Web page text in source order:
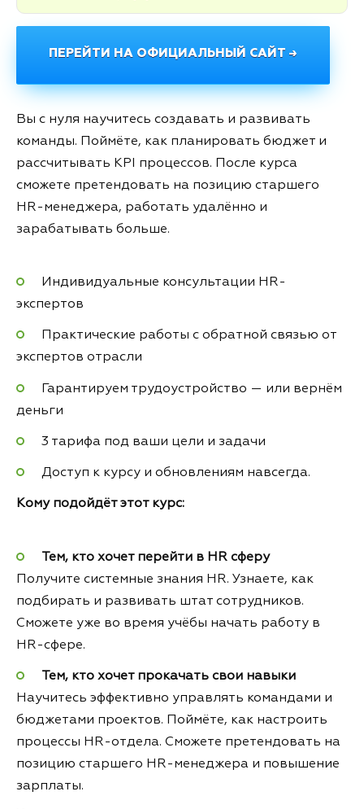
ПЕРЕЙТИ НА ОФИЦИАЛЬНЫЙ САЙТ →
Вы с нуля научитесь создавать и развивать
команды. Поймёте, как планировать бюджет и
рассчитывать KPI процессов. После курса
сможете претендовать на позицию старшего
HR-менеджера, работать удалённо и
зарабатывать больше.
Индивидуальные консультации HR-
экспертов
Практические работы с обратной связью от
экспертов отрасли
Гарантируем трудоустройство — или вернём
деньги
3 тарифа под ваши цели и задачи
Доступ к курсу и обновлениям навсегда.
Кому подойдёт этот курс:
Тем, кто хочет перейти в HR сферу
Получите системные знания HR. Узнаете, как
подбирать и развивать штат сотрудников.
Сможете уже во время учёбы начать работу в
HR-сфере.
Тем, кто хочет прокачать свои навыки
Научитесь эффективно управлять командами и
бюджетами проектов. Поймёте, как настроить
процессы HR-отдела. Сможете претендовать на
позицию старшего HR-менеджера и повышение
зарплаты.